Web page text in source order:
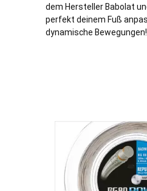
dem Hersteller Babolat
perfekt deinem Fuß
dynamische Bewegungen!